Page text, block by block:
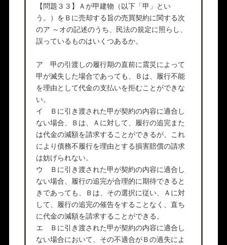
【問題３３】Ａが甲建物（以下「甲」とい
う。）をＢに売却する旨の売買契約に関する次
のア ～オの記述のうち、民法の規定に照らし、
誤っているものはいくつあるか。
ア 甲の引渡しの履行期の直前に震災によって
甲が滅失した場合であっても、Ｂは、履行不能
を理由として代金の支払いを拒むことができな
い。
イ Ｂに引き渡された甲が契約の内容に適合し
ない場合、Ｂは、Ａに対して、履行の追完また
は代金の減額を請求することができるが、これ
により債務不履行を理由とする損害賠償の請求
は妨げられない。
ウ Ｂに引き渡された甲が契約の内容に適合し
ない場合、履行の追完が合理的に期待できると
きであっても、Ｂは、その選択に従い、Ａに対
して、履行の追完の催告をすることなく、直ち
に代金の減額を請求することができる。
エ Ｂに引き渡された甲が契約の内容に適合し
ない場合において、その不適合がＢの過失によ